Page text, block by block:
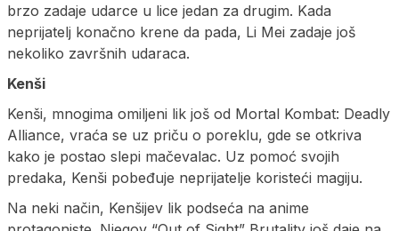
brzo zadaje udarce u lice jedan za drugim. Kada
neprijatelj konačno krene da pada, Li Mei zadaje još
nekoliko završnih udaraca.
Kenši
Kenši, mnogima omiljeni lik još od Mortal Kombat: Deadly
Alliance, vraća se uz priču o poreklu, gde se otkriva
kako je postao slepi mačevalac. Uz pomoć svojih
predaka, Kenši pobeđuje neprijatelje koristeći magiju.
Na neki način, Kenšijev lik podseća na anime